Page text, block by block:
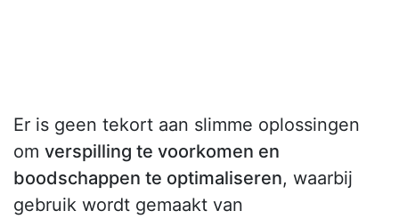
Er is geen tekort aan slimme oplossingen
om verspilling te voorkomen en
boodschappen te optimaliseren, waarbij
gebruik wordt gemaakt van